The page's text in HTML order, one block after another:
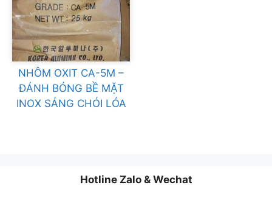
NHÔM OXIT CA-5M –
ĐÁNH BÓNG BỀ MẶT
INOX SÁNG CHÓI LÓA
Hotline Zalo & Wechat